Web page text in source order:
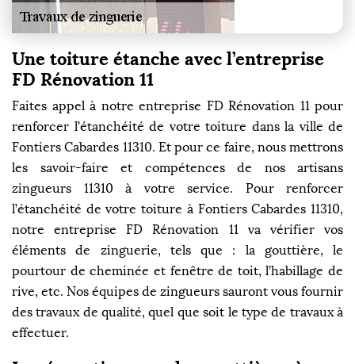
Une toiture étanche avec l’entreprise
FD Rénovation 11
Faites appel à notre entreprise FD Rénovation 11 pour
renforcer l’étanchéité de votre toiture dans la ville de
Fontiers Cabardes 11310. Et pour ce faire, nous mettrons
les savoir-faire et compétences de nos artisans
zingueurs 11310 à votre service. Pour renforcer
l’étanchéité de votre toiture à Fontiers Cabardes 11310,
notre entreprise FD Rénovation 11 va vérifier vos
éléments de zinguerie, tels que : la gouttière, le
pourtour de cheminée et fenêtre de toit, l’habillage de
rive, etc. Nos équipes de zingueurs sauront vous fournir
des travaux de qualité, quel que soit le type de travaux à
effectuer.